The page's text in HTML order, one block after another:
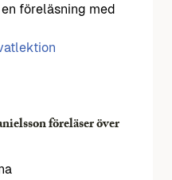
föreläsning med
föreläser över